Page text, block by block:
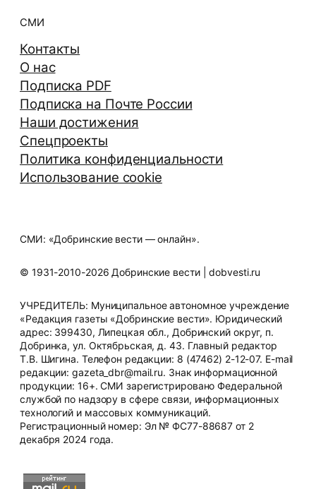
СМИ
Контакты
О нас
Подписка PDF
Подписка на Почте России
Наши достижения
Спецпроекты
Политика конфиденциальности
Использование cookie
СМИ: «Добринские вести — онлайн».
© 1931-2010-2026 Добринские вести | dobvesti.ru
УЧРЕДИТЕЛЬ: Муниципальное автономное учреждение
«Редакция газеты «Добринские вести». Юридический
адрес: 399430, Липецкая обл., Добринский округ, п.
Добринка, ул. Октябрьская, д. 43. Главный редактор
Т.В. Шигина. Телефон редакции: 8 (47462) 2-12-07. E-mail
редакции: gazeta_dbr@mail.ru. Знак информационной
продукции: 16+. СМИ зарегистрировано Федеральной
службой по надзору в сфере связи, информационных
технологий и массовых коммуникаций.
Регистрационный номер: Эл № ФС77-88687 от 2
декабря 2024 года.